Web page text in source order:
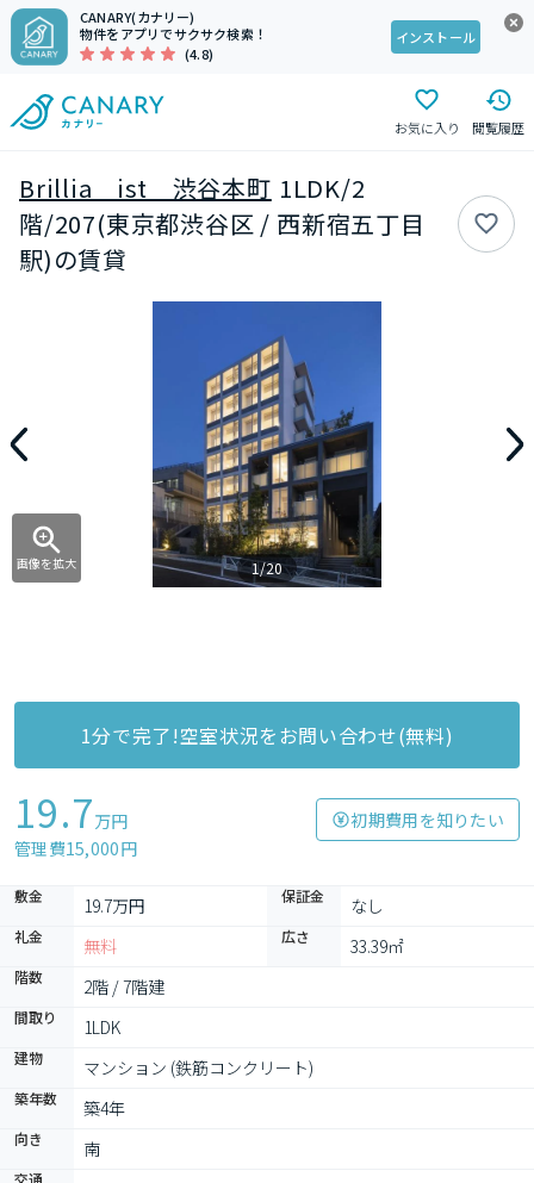
CANARY(カナリー)
物件をアプリでサクサク検索！
(4.8)
インストール
お気に入り 閲覧履歴
Brillia ist 渋谷本町 1LDK/2
階/207(東京都渋谷区 / 西新宿五丁目
駅)の賃貸
画像を拡大 1/20
1分で完了!空室状況をお問い合わせ(無料)
19.7万円
管理費15,000円
初期費用を知りたい
敷金 19.7万円 保証金 なし
礼金 無料 広さ 33.39㎡
階数 2階 / 7階建
間取り 1LDK
建物 マンション (鉄筋コンクリート)
築年数 築4年
向き 南
交通